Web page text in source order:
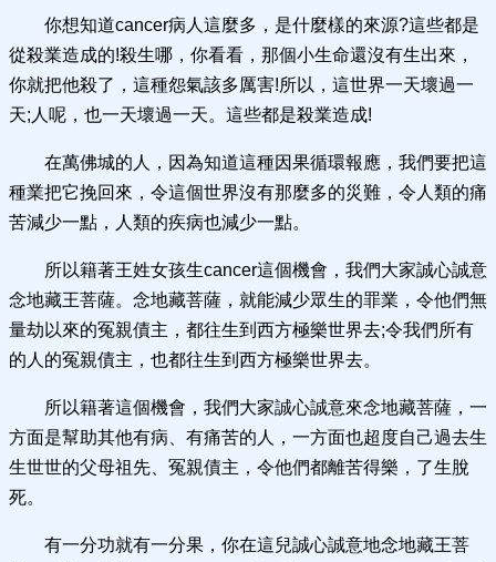
你想知道cancer病人這麼多，是什麼樣的來源?這些都是
從殺業造成的!殺生哪，你看看，那個小生命還沒有生出來，
你就把他殺了，這種怨氣該多厲害!所以，這世界一天壞過一
天;人呢，也一天壞過一天。這些都是殺業造成!
在萬佛城的人，因為知道這種因果循環報應，我們要把這
種業把它挽回來，令這個世界沒有那麼多的災難，令人類的痛
苦減少一點，人類的疾病也減少一點。
所以籍著王姓女孩生cancer這個機會，我們大家誠心誠意
念地藏王菩薩。念地藏菩薩，就能減少眾生的罪業，令他們無
量劫以來的冤親債主，都往生到西方極樂世界去;令我們所有
的人的冤親債主，也都往生到西方極樂世界去。
所以籍著這個機會，我們大家誠心誠意來念地藏菩薩，一
方面是幫助其他有病、有痛苦的人，一方面也超度自己過去生
生世世的父母祖先、冤親債主，令他們都離苦得樂，了生脫
死。
有一分功就有一分果，你在這兒誠心誠意地念地藏王菩